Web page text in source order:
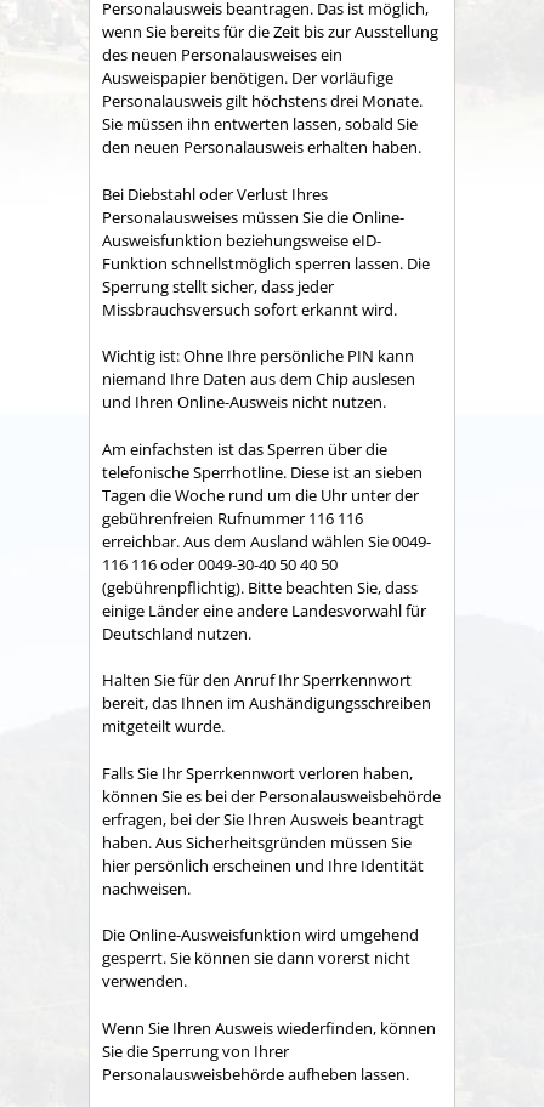
Personalausweis beantragen. Das ist möglich,
wenn Sie bereits für die Zeit bis zur Ausstellung
des neuen Personalausweises ein
Ausweispapier benötigen. Der vorläufige
Personalausweis gilt höchstens drei Monate.
Sie müssen ihn entwerten lassen, sobald Sie
den neuen Personalausweis erhalten haben.
Bei Diebstahl oder Verlust Ihres
Personalausweises müssen Sie die Online-
Ausweisfunktion beziehungsweiseeID-
Funktion schnellstmöglich sperren lassen. Die
Sperrung stellt sicher, dass jeder
Missbrauchsversuch sofort erkannt wird.
Wichtig ist: Ohne Ihre persönliche PIN kann
niemand Ihre Daten aus dem Chip auslesen
und Ihren Online-Ausweis nicht nutzen.
Am einfachsten ist das Sperren über die
telefonische Sperrhotline. Diese ist an sieben
Tagen die Woche rund um die Uhr unter der
gebührenfreien Rufnummer 116 116
erreichbar. Aus dem Ausland wählen Sie 0049-
116 116 oder 0049-30-40 50 40 50
(gebührenpflichtig). Bitte beachten Sie, dass
einige Länder eine andere Landesvorwahl für
Deutschland nutzen.
Halten Sie für den Anruf Ihr Sperrkennwort
bereit, das Ihnen im Aushändigungsschreiben
mitgeteilt wurde.
Falls Sie Ihr Sperrkennwort verloren haben,
können Sie es bei der Personalausweisbehörde
erfragen, bei der Sie Ihren Ausweis beantragt
haben. AusSicherheitsgründen müssen Sie
hier persönlich erscheinen und Ihre Identität
nachweisen.
Die Online-Ausweisfunktion wird umgehend
gesperrt. Sie können sie dann vorerst nicht
verwenden.
Wenn Sie Ihren Ausweis wiederfinden, können
Sie die Sperrung von Ihrer
Personalausweisbehörde aufheben lassen.